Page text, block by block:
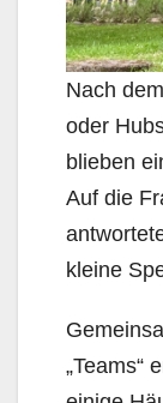
Nach
oder
blieben
Auf die
kleine
„Teams“